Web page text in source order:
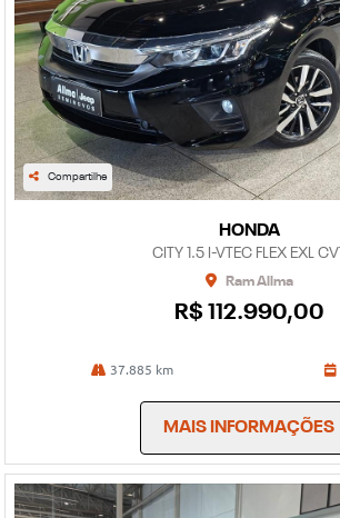
Compartilhe
HONDA
CITY 1.5 I-VTEC FLEX EXL CVT
Ram Allma
R$ 112.990,00
37.885 km
MAIS INFORMAÇÕES